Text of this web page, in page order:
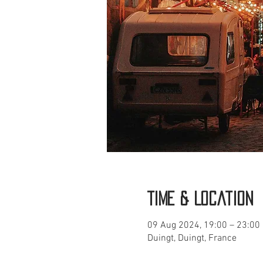
Time & Location
09 Aug 2024, 19:00 – 23:00
Duingt, Duingt, France